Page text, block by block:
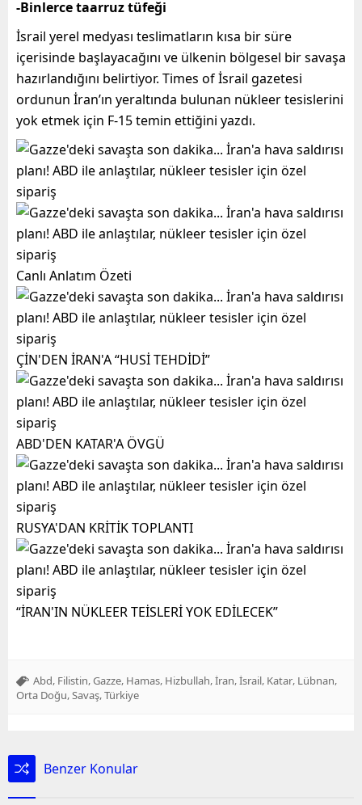
-Binlerce taarruz tüfeği
İsrail yerel medyası teslimatların kısa bir süre
içerisinde başlayacağını ve ülkenin bölgesel bir savaşa
hazırlandığını belirtiyor. Times of İsrail gazetesi
ordunun İran’ın yeraltında bulunan nükleer tesislerini
yok etmek için F-15 temin ettiğini yazdı.
Canlı Anlatım Özeti
ÇİN'DEN İRAN'A “HUSİ TEHDİDİ”
ABD'DEN KATAR'A ÖVGÜ
RUSYA'DAN KRİTİK TOPLANTI
“İRAN'IN NÜKLEER TEİSLERİ YOK EDİLECEK”
Abd Filistin Gazze Hamas Hizbullah İran İsrail Katar Lübnan
Orta Doğu Savaş Türkiye
Benzer Konular